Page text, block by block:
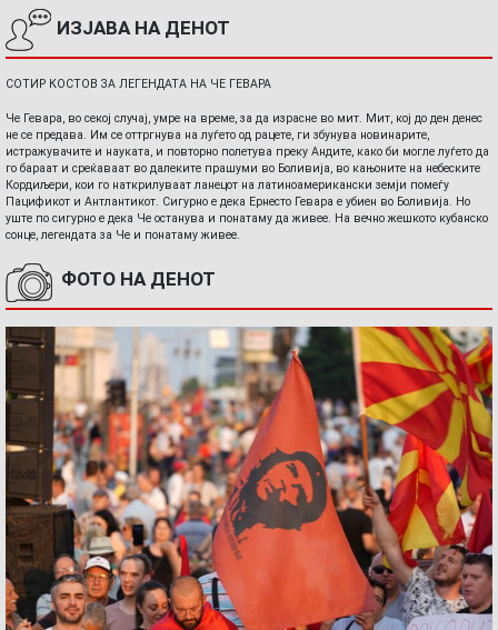
ИЗЈАВА НА ДЕНОТ
СОТИР КОСТОВ ЗА ЛЕГЕНДАТА НА ЧЕ ГЕВАРА
Че Гевара, во секој случај, умре на време, за да израсне во мит. Мит, кој до ден денес
не се предава. Им се оттргнува на луѓето од рацете, ги збунува новинарите,
истражувачите и науката, и повторно полетува преку Андите, како би могле луѓето да
го бараат и среќаваат во далеките прашуми во Боливија, во кањоните на небеските
Кордиљери, кои го наткрилуваат ланецот на латиноамерикански земји помеѓу
Пацификот и Антлантикот. Сигурно е дека Ернесто Гевара е убиен во Боливија. Но
уште по сигурно е дека Че останува и понатаму да живее. На вечно жешкото кубанско
сонце, легендата за Че и понатаму живее.
ФОТО НА ДЕНОТ